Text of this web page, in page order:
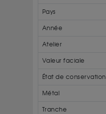
Pays
Année
Atelier
Valeur faciale
État de conservation
Métal
Tranche